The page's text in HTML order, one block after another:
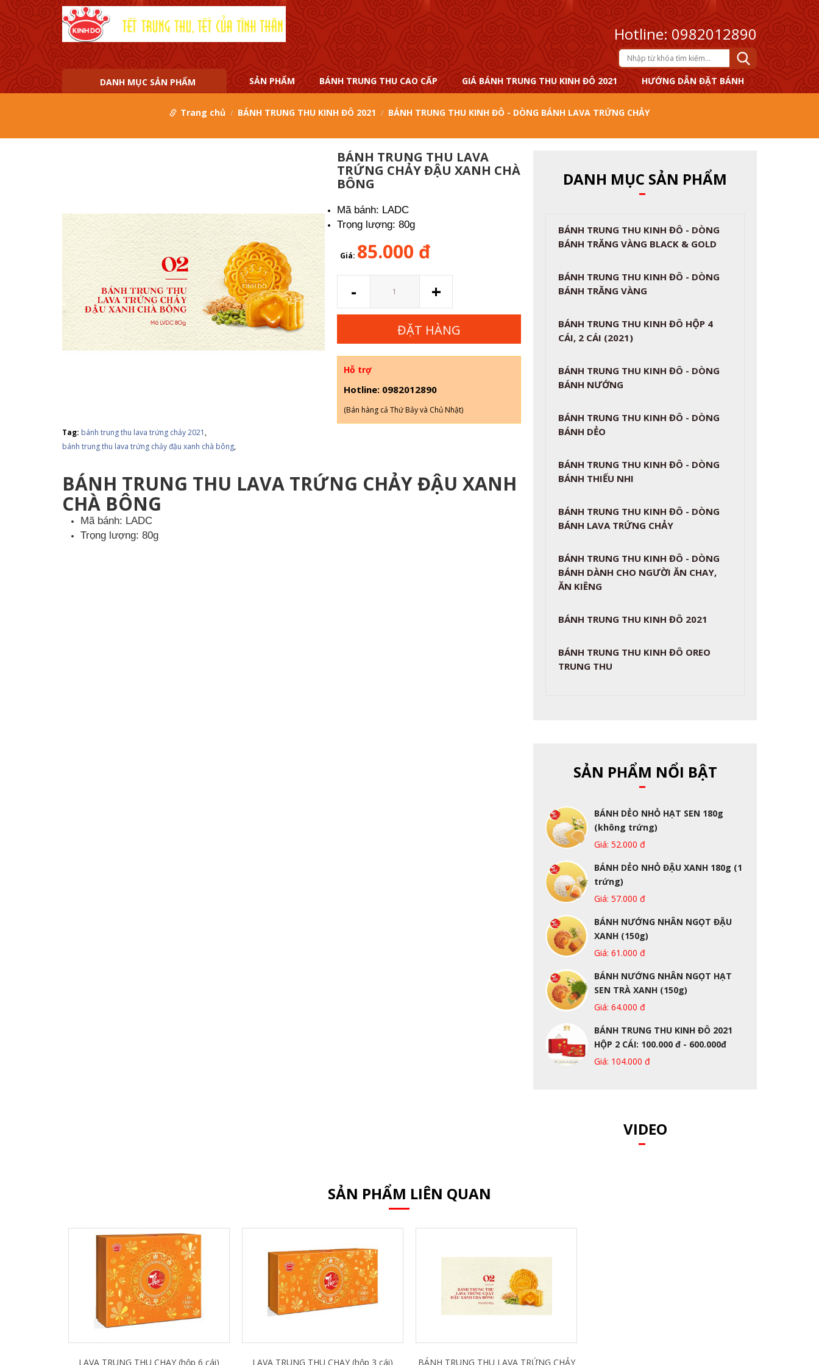
Hotline: 0982012890
DANH MỤC SẢN PHẨM SẢN PHẨM BÁNH TRUNG THU CAO CẤP GIÁ BÁNH TRUNG THU KINH ĐÔ 2021 HƯỚNG DẪN ĐẶT BÁNH
Trang chủ BÁNH TRUNG THU KINH ĐÔ 2021 BÁNH TRUNG THU KINH ĐÔ - DÒNG BÁNH LAVA TRỨNG CHẢY
Tag: bánh trung thu lava trứng chảy 2021 ,
bánh trung thu lava trứng chảy đậu xanh chà bông,
BÁNH TRUNG THU LAVA
TRỨNG CHẢY ĐẬU XANH CHÀ
BÔNG
Mã bánh: LADC
Trọng lượng: 80g
Giá: 85.000 đ
- +
ĐẶT HÀNG
Hỗ trợ
Hotline: 0982012890
(Bán hàng cả Thứ Bảy và Chủ Nhật)
BÁNH TRUNG THU LAVA TRỨNG CHẢY ĐẬU XANH
CHÀ BÔNG
Mã bánh: LADC
Trọng lượng: 80g
DANH MỤC SẢN PHẨM
BÁNH TRUNG THU KINH ĐÔ - DÒNG
BÁNH TRĂNG VÀNG BLACK & GOLD
BÁNH TRUNG THU KINH ĐÔ - DÒNG
BÁNH TRĂNG VÀNG
BÁNH TRUNG THU KINH ĐÔ HỘP 4
CÁI, 2 CÁI (2021)
BÁNH TRUNG THU KINH ĐÔ - DÒNG
BÁNH NƯỚNG
BÁNH TRUNG THU KINH ĐÔ - DÒNG
BÁNH DẺO
BÁNH TRUNG THU KINH ĐÔ - DÒNG
BÁNH THIẾU NHI
BÁNH TRUNG THU KINH ĐÔ - DÒNG
BÁNH LAVA TRỨNG CHẢY
BÁNH TRUNG THU KINH ĐÔ - DÒNG
BÁNH DÀNH CHO NGƯỜI ĂN CHAY,
ĂN KIÊNG
BÁNH TRUNG THU KINH ĐÔ 2021
BÁNH TRUNG THU KINH ĐÔ OREO
TRUNG THU
SẢN PHẨM NỔI BẬT
BÁNH DẺO NHỎ HẠT SEN 180g
(không trứng)
Giá: 52.000 đ
BÁNH DẺO NHỎ ĐẬU XANH 180g (1
trứng)
Giá: 57.000 đ
BÁNH NƯỚNG NHÂN NGỌT ĐẬU
XANH (150g)
Giá: 61.000 đ
BÁNH NƯỚNG NHÂN NGỌT HẠT
SEN TRÀ XANH (150g)
Giá: 64.000 đ
BÁNH TRUNG THU KINH ĐÔ 2021
HỘP 2 CÁI: 100.000 đ - 600.000đ
Giá: 104.000 đ
VIDEO
SẢN PHẨM LIÊN QUAN
LAVA TRUNG THU CHAY (hộp 6 cái) LAVA TRUNG THU CHAY (hộp 3 cái) BÁNH TRUNG THU LAVA TRỨNG CHẢY